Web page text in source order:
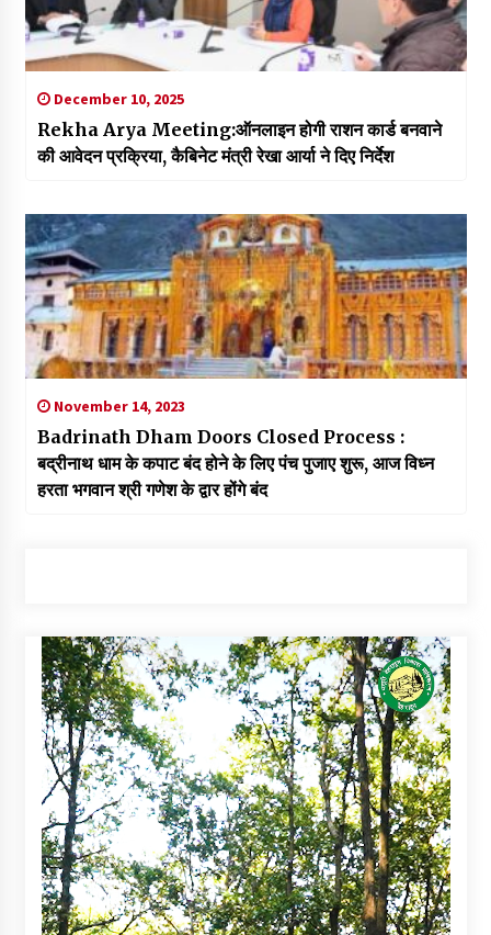
December 10, 2025
Rekha Arya Meeting:ऑनलाइन होगी राशन कार्ड बनवाने
की आवेदन प्रक्रिया, कैबिनेट मंत्री रेखा आर्या ने दिए निर्देश
November 14, 2023
Badrinath Dham Doors Closed Process :
बद्रीनाथ धाम के कपाट बंद होने के लिए पंच पुजाए शुरू, आज विध्न
हरता भगवान श्री गणेश के द्वार होंगे बंद